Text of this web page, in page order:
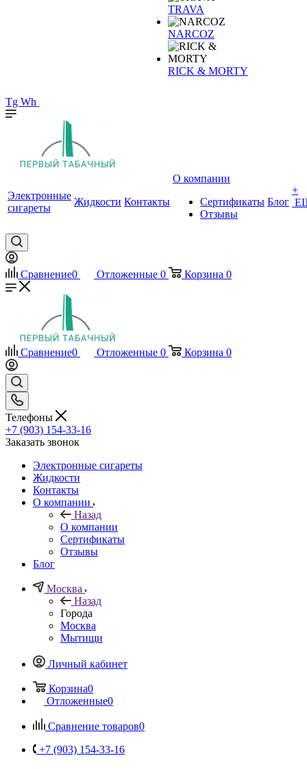
TRAVA
NARCOZ
RICK & MORTY
Tg Wh
Электронные
сигареты
Жидкости Контакты
О компании
Сертификаты
Отзывы
Блог
+
Сравнение0 Отложенные 0 Корзина 0
Сравнение0 Отложенные 0 Корзина 0
Телефоны
+7 (903) 154-33-16
Заказать звонок
Электронные сигареты
Жидкости
Контакты
О компании
Назад
О компании
Сертификаты
Отзывы
Блог
Москва
Назад
Города
Москва
Мытищи
Личный кабинет
Корзина0
Отложенные0
Сравнение товаров0
+7 (903) 154-33-16